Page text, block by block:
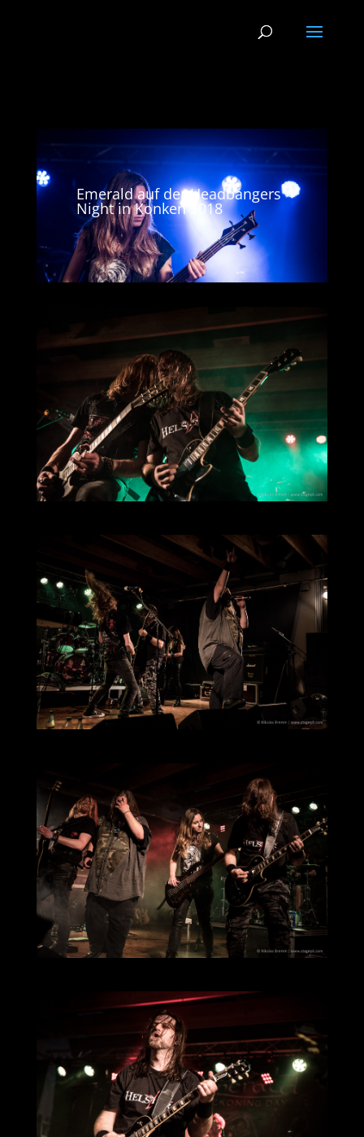
Emerald auf der Headbangers
Night in Konken 2018